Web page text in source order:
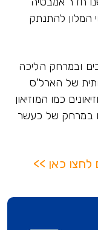
המלון להתנתק
ובמרחק הליכה
של הארל'ס
כמו המוזיאון
במרחק של כעשר
לחצו כאן >>